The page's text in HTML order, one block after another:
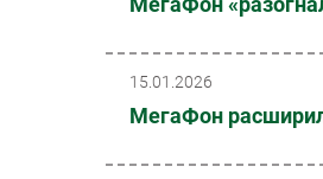
15.01.2026
МегаФон